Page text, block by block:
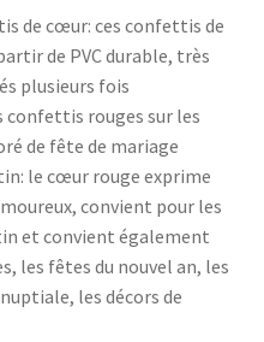
de cœur: ces confettis de
de PVC durable, très
plusieurs fois
rouges sur les
de fête de mariage
le cœur rouge exprime
convient pour les
et convient également
les fêtes du nouvel an, les
les décors de